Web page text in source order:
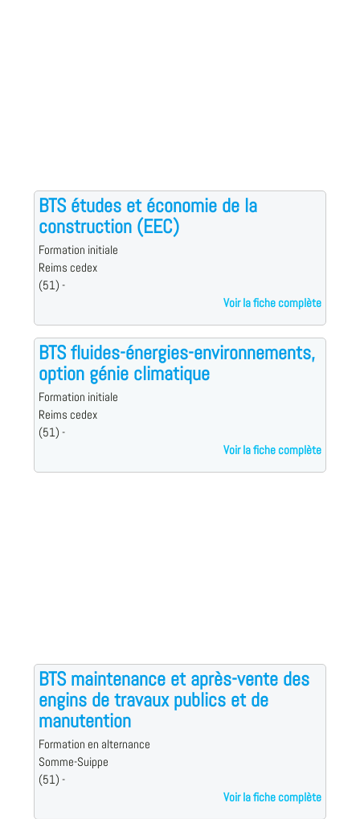
BTS études et économie de la
construction (EEC)
Formation initiale
Reims cedex
(51) -
Voir la fiche complète
BTS fluides-énergies-environnements,
option génie climatique
Formation initiale
Reims cedex
(51) -
Voir la fiche complète
BTS maintenance et après-vente des
engins de travaux publics et de
manutention
Formation en alternance
Somme-Suippe
(51) -
Voir la fiche complète